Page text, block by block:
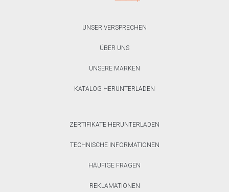
UNSER VERSPRECHEN
ÜBER UNS
UNSERE MARKEN
KATALOG HERUNTERLADEN
ZERTIFIKATE HERUNTERLADEN
TECHNISCHE INFORMATIONEN
HÄUFIGE FRAGEN
REKLAMATIONEN